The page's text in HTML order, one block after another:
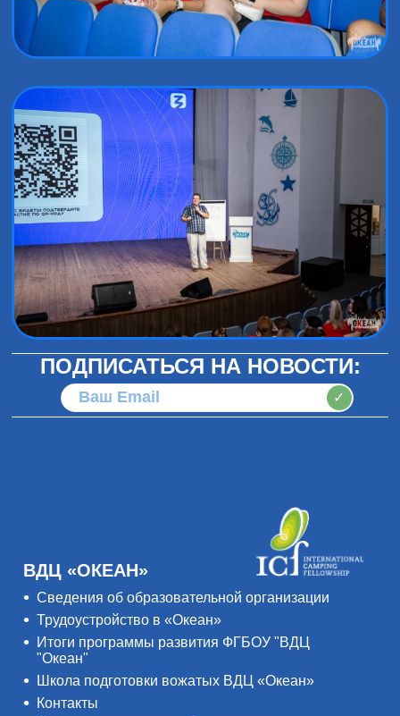
ПОДПИСАТЬСЯ НА НОВОСТИ:
✓
ВДЦ «ОКЕАН»
Сведения об образовательной организации
Трудоустройство в «Океан»
Итоги программы развития ФГБОУ "ВДЦ
"Океан"
Школа подготовки вожатых ВДЦ «Океан»
Контакты